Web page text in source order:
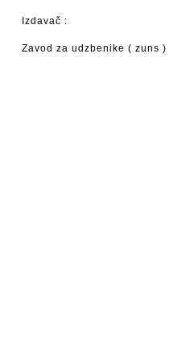
Izdavač :
Zavod za udzbenike ( zuns )